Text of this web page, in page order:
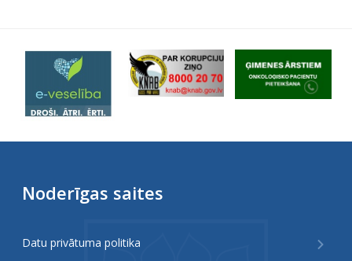
Noderīgas saites
Datu privātuma politika